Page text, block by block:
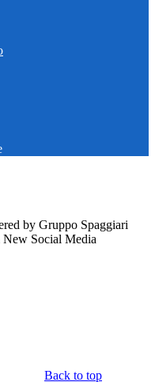
by Gruppo Spaggiari
Social Media
Back to top